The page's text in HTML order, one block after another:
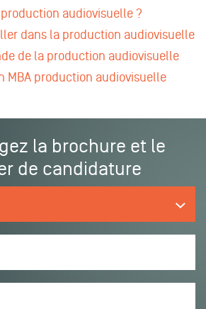
production audiovisuelle ?
dans la production audiovisuelle
de la production audiovisuelle
MBA production audiovisuelle
la brochure et le
de candidature